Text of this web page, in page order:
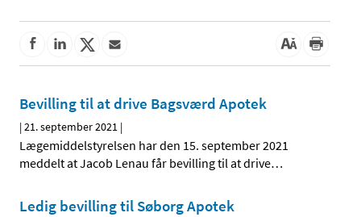
Bevilling til at drive Bagsværd Apotek
|21. september 2021 |
Lægemiddelstyrelsen har den 15. september 2021
meddelt at Jacob Lenau får bevilling til at drive…
Ledig bevilling til Søborg Apotek